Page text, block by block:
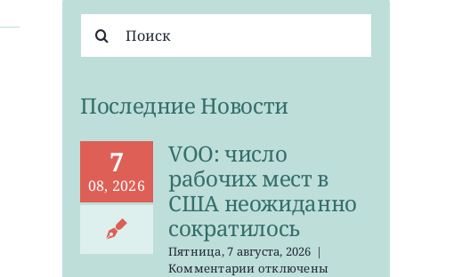
поиска:
Последние Новости
7
08, 2026
VOO: число
рабочих мест в
США неожиданно
сократилось
Пятница, 7 августа, 2026 |
Комментариикотключены